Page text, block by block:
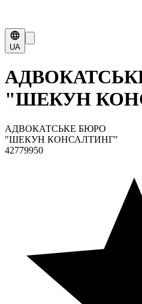
UA
"ШЕКУН
АДВОКАТСЬКЕ БЮРО
"ШЕКУН КОНСАЛТИНГ"
42779950